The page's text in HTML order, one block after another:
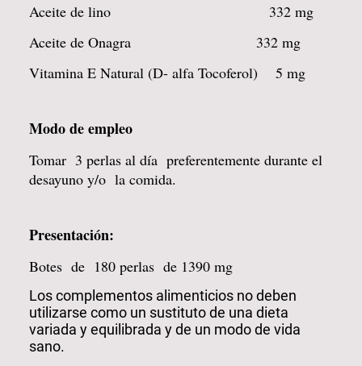
Aceite de lino 332 mg
Aceite de Onagra 332 mg
Vitamina E Natural (D- alfa Tocoferol) 5 mg
Modo de empleo
Tomar 3 perlas al día preferentemente durante el
desayuno y/o la comida.
Presentación:
Botes de 180 perlas de 1390 mg
Los complementos alimenticios no deben
utilizarse como un sustituto de una dieta
variada y equilibrada y de un modo de vida
sano.